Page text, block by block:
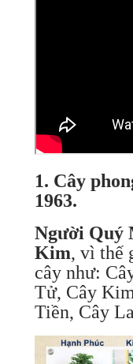
1. Cây
1963.
Người Quý
Kim, vì thế
cây như:
Tử, Cây
Tiền, Cây